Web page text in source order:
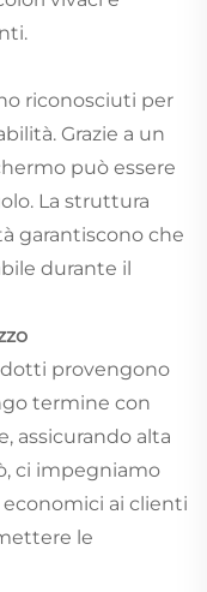
riconosciuti per
Grazie a un
può essere
La struttura
garantiscono che
durante il
provengono
termine con
assicurando alta
ci impegniamo
ai clienti
le